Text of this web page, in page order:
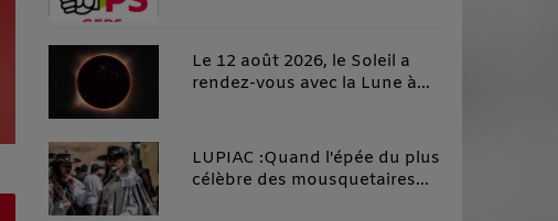
soutien à Céline Salles, dans
un esprit de rassemblement
Le 12 août 2026, le Soleil a
rendez-vous avec la Lune à
LUPIAC :Quand l'épée du plus
célèbre des mousquetaires